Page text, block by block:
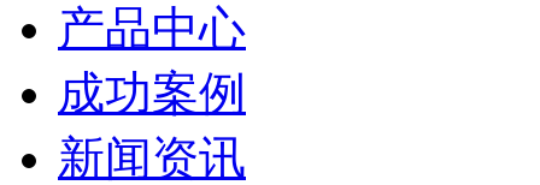
产品中心
成功案例
新闻资讯